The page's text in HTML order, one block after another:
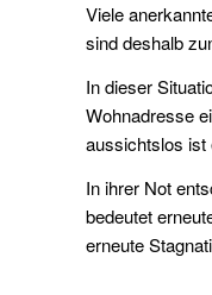
Viele
sind deshalb
In dieser
Wohnadresse
aussichtslos ist
In ihrer Not
bedeutet
erneute